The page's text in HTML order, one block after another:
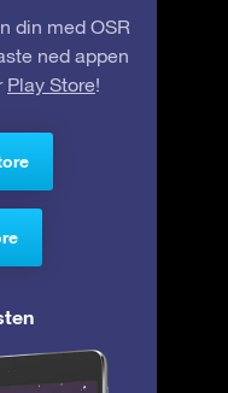
din med OSR
ned appen
Play Store!